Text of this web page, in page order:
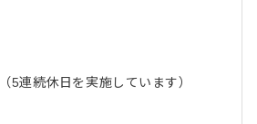
5連続休日を実施しています）